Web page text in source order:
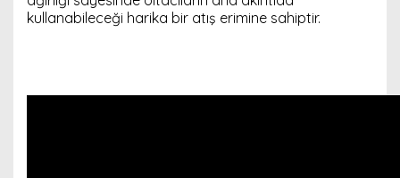
kullanabileceği harika bir atış erimine sahiptir.